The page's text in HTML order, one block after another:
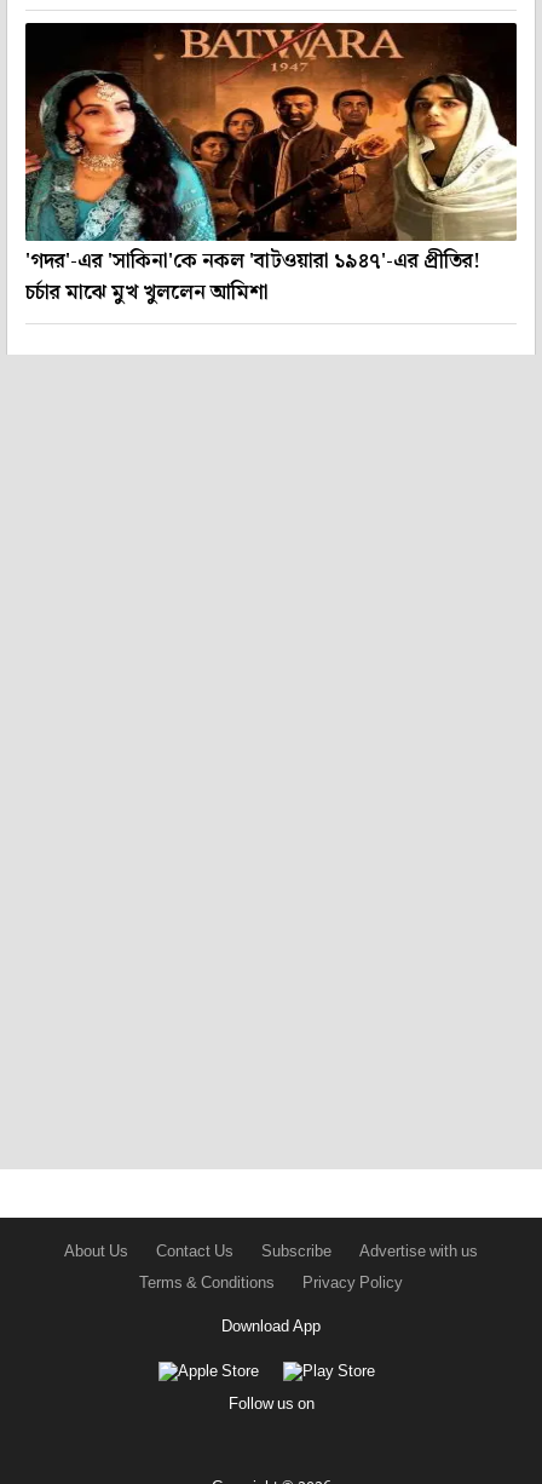
'গদর'-এর 'সাকিনা'কে নকল 'বাটওয়ারা ১৯৪৭'-এর প্রীতির!
চর্চার মাঝে মুখ খুললেন আমিশা
About Us Contact Us Subscribe
Advertise with us
Terms & Conditions
Privacy Policy
Download App
Follow us on